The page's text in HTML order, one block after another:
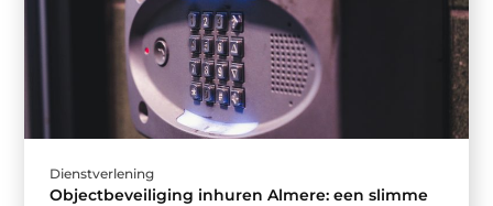
Dienstverlening
Objectbeveiliging inhuren Almere: een slimme